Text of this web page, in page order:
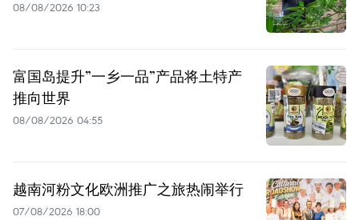
08/08/2026 10:23
富国岛提升”一乡一品”产品将土特产
推向世界
08/08/2026 04:55
越南河粉文化欧洲推广之旅热闹举行
07/08/2026 18:00